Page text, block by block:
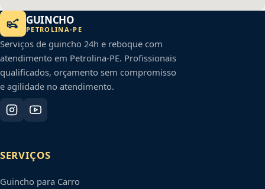
GUINCHO
PETROLINA-PE
Serviços de guincho 24h e reboque com
atendimento em Petrolina-PE. Profissionais
qualificados, orçamento sem compromisso
e agilidade no atendimento.
SERVIÇOS
Guincho para Carro